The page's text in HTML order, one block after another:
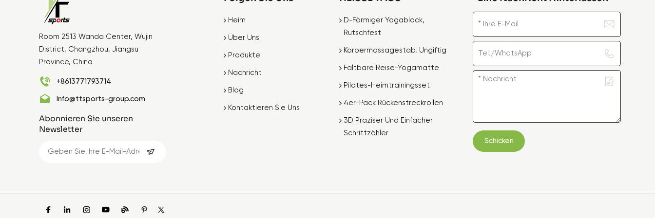
Room 2513 Wanda Center, Wujin
District, Changzhou, Jiangsu
Province, China
+8613771793714
Info@ttsports-group.com
Abonnieren Sie unseren
Newsletter
Heim
Über Uns
Produkte
Nachricht
Blog
Kontaktieren Sie Uns
D-Förmiger Yogablock,
Rutschfest
Körpermassagestab, Ungiftig
Faltbare Reise-Yogamatte
Pilates-Heimtrainingsset
4er-Pack Rückenstreckrollen
3D Präziser Und Einfacher
Schrittzähler
Schicken